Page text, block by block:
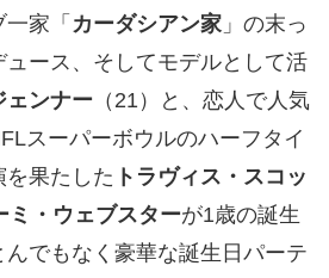
家「 カーダシアン家 」の末っ
ース、そしてモデルとして活
ェンナー （21）と、恋人で人気
スーパーボウルのハーフタイ
果たした トラヴィス・スコッ
ミ・ウェブスターが1歳の誕生
んでもなく豪華な誕生日パーテ